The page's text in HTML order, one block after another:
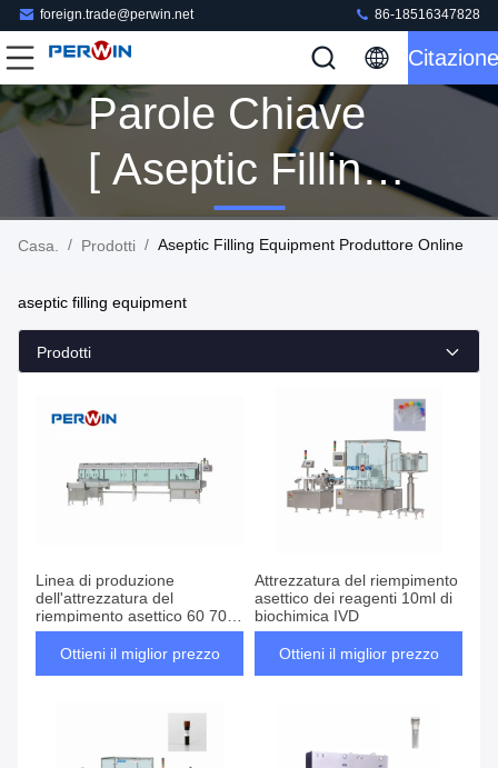
foreign.trade@perwin.net 86-18516347828
Citazione
Parole Chiave
[ Aseptic Filling
Equipment ]
316 Prodotti
Casa. / Prodotti / Aseptic Filling Equipment Produttore Online
aseptic filling equipment
Prodotti
Linea di produzione
dell'attrezzatura del
riempimento asettico 60 70
90mm Platiculture
Ottieni il miglior prezzo
Attrezzatura del riempimento
asettico dei reagenti 10ml di
biochimica IVD
Ottieni il miglior prezzo